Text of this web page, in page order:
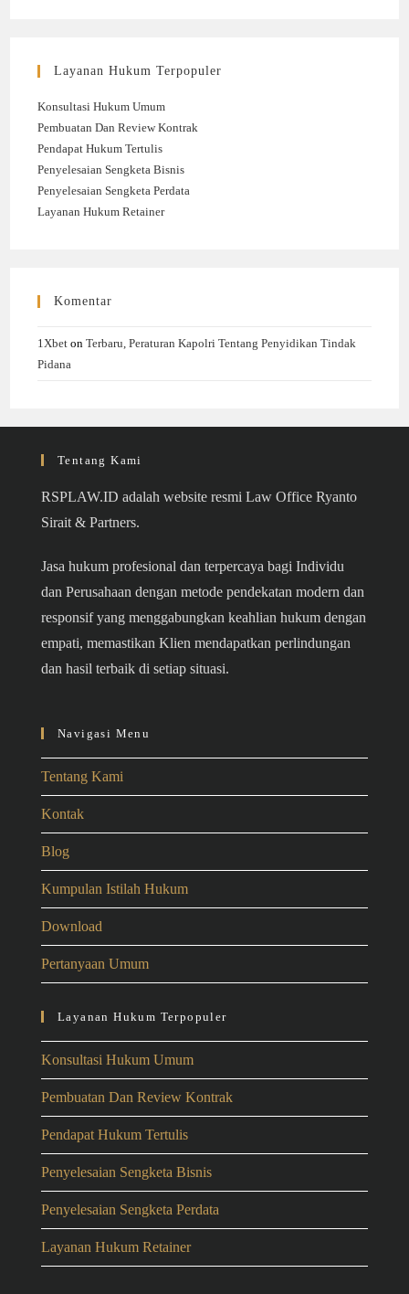
Layanan Hukum Terpopuler
Konsultasi Hukum Umum
Pembuatan Dan Review Kontrak
Pendapat Hukum Tertulis
Penyelesaian Sengketa Bisnis
Penyelesaian Sengketa Perdata
Layanan Hukum Retainer
Komentar
1Xbet onTerbaru, Peraturan Kapolri Tentang Penyidikan Tindak
Pidana
Tentang Kami
RSPLAW.ID adalah website resmi Law Office Ryanto
Sirait & Partners.
Jasa hukum profesional dan terpercaya bagi Individu
dan Perusahaan dengan metode pendekatan modern dan
responsif yang menggabungkan keahlian hukum dengan
empati, memastikan Klien mendapatkan perlindungan
dan hasil terbaik di setiap situasi.
Navigasi Menu
Tentang Kami
Kontak
Blog
Kumpulan Istilah Hukum
Download
Pertanyaan Umum
Layanan Hukum Terpopuler
Konsultasi Hukum Umum
Pembuatan Dan Review Kontrak
Pendapat Hukum Tertulis
Penyelesaian Sengketa Bisnis
Penyelesaian Sengketa Perdata
Layanan Hukum Retainer